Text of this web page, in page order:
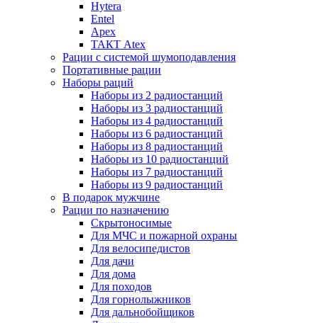
Hytera
Entel
Apex
ТАКТ Atex
Рации с системой шумоподавления
Портативные рации
Наборы раций
Наборы из 2 радиостанций
Наборы из 3 радиостанций
Наборы из 4 радиостанций
Наборы из 6 радиостанций
Наборы из 8 радиостанций
Наборы из 10 радиостанций
Наборы из 7 радиостанций
Наборы из 9 радиостанций
В подарок мужчине
Рации по назначению
Скрытоносимые
Для МЧС и пожарной охраны
Для велосипедистов
Для дачи
Для дома
Для походов
Для горнолыжников
Для дальнобойщиков